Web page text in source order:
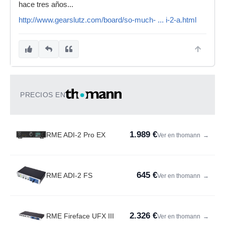
hace tres años...
http://www.gearslutz.com/board/so-much- ... i-2-a.html
PRECIOS EN
RME ADI-2 Pro EX 1.989 €Ver en thomann →
RME ADI-2 FS 645 €Ver en thomann →
RME Fireface UFX III 2.326 €Ver en thomann →